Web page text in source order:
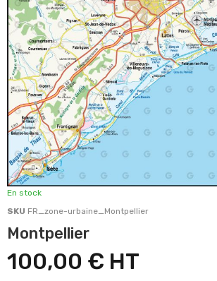
En stock
SKU FR_zone-urbaine_Montpellier
Montpellier
100,00 €